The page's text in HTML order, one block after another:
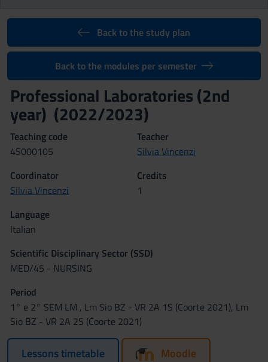
Back to the study plan
Back to the modules per semester
Professional Laboratories (2nd
year) (2022/2023)
Teaching code
4S000105
Teacher
Silvia Vincenzi
Coordinator
Silvia Vincenzi
Credits
1
Language
Italian
Scientific Disciplinary Sector (SSD)
MED/45 - NURSING
Period
1° e 2° SEM LM , Lm Sio BZ - VR 2A 1S (Coorte 2021), Lm
Sio BZ - VR 2A 2S (Coorte 2021)
Lessons timetable Moodle